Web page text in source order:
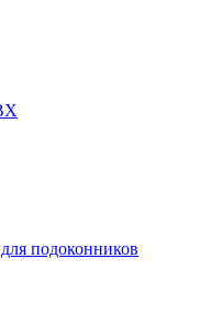
подоконников